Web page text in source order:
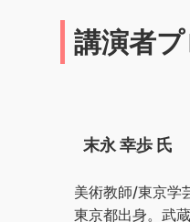
講演者
末永 幸歩 氏
美術教師/東京学
東京都出身。武